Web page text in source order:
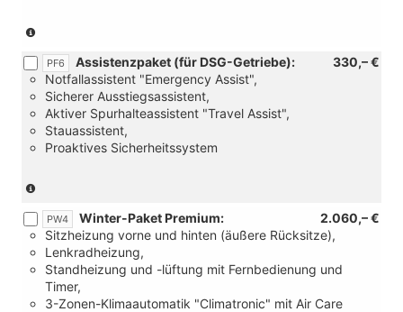
Schaltgetriebe)
PF6 330,– €
Assistenzpaket (für DSG-Getriebe):
Notfallassistent "Emergency Assist",
Sicherer Ausstiegsassistent,
Aktiver Spurhalteassistent "Travel Assist",
Stauassistent,
Proaktives Sicherheitssystem
DSG-
Getriebe)
PW4 2.060,– €
Winter-Paket Premium:
Sitzheizung vorne und hinten (äußere Rücksitze),
Lenkradheizung,
Standheizung und -lüftung mit Fernbedienung und
Timer,
3-Zonen-Klimaautomatik "Climatronic" mit Air Care